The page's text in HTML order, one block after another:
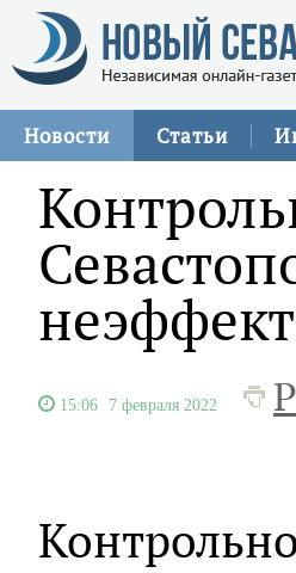
Новости Статьи
15:06 7 февраля 2022